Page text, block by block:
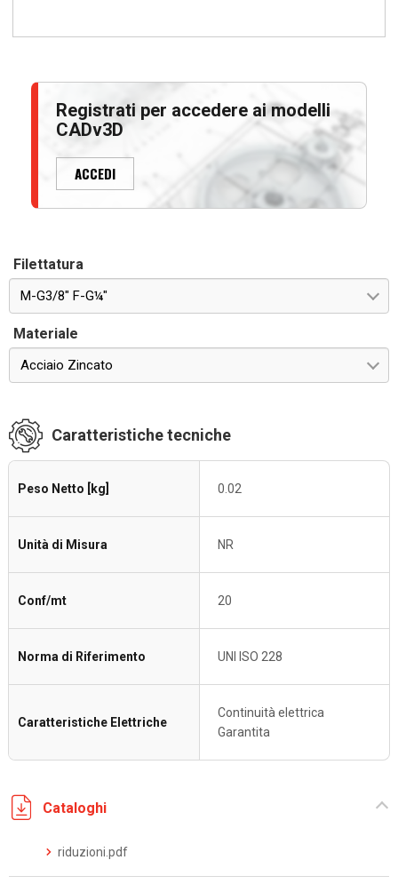
Registrati per accedere ai modelli
CADv3D
ACCEDI
Filettatura
M-G3/8" F-G¼"
Materiale
Acciaio Zincato
Caratteristiche tecniche
Peso Netto [kg] 0.02
Unità di Misura NR
Conf/mt 20
Norma di Riferimento UNI ISO 228
Caratteristiche Elettriche
Continuità elettrica
Garantita
Cataloghi
riduzioni.pdf